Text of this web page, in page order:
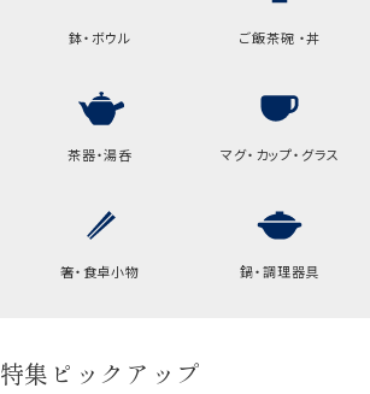
鉢・ボウル ご飯茶碗 ・丼
茶器・湯呑 マグ・カップ・グラス
箸・食卓小物 鍋・調理器具
特集ピックアップ